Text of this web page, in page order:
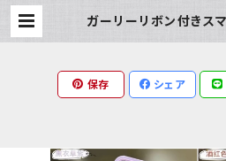
ガーリーリボン付きス
保存 シェア